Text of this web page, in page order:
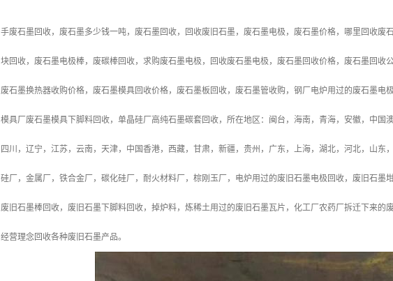
手废石墨回收，废石墨多少钱一吨，废石墨回收，回收废旧石墨，废石墨电极，废石墨价格，哪里回收
块回收，废石墨电极棒，废碳棒回收，求购废石墨电极，回收废石墨电极，废石墨回收价格，废石墨回收
废石墨换热器收购价格，废石墨模具回收价格，废石墨板回收，废石墨管收购，钢厂电炉用过的废石墨电
模具厂废石墨模具下脚料回收，单晶硅厂高纯石墨碳套回收，所在地区：闽台，海南，青海，安徽，中国
四川，辽宁，江苏，云南，天津，中国香港，西藏，甘肃，新疆，贵州，广东，上海，湖北，河北，山东
硅厂，金属厂，铁合金厂，碳化硅厂，耐火材料厂，棕刚玉厂，电炉用过的废旧石墨电极回收，废旧石墨
废旧石墨棒回收，废旧石墨下脚料回收，掉炉料，炼稀土用过的废旧石墨瓦片，化工厂农药厂­拆迁下来的
经营理念回收各种废旧石墨产品。